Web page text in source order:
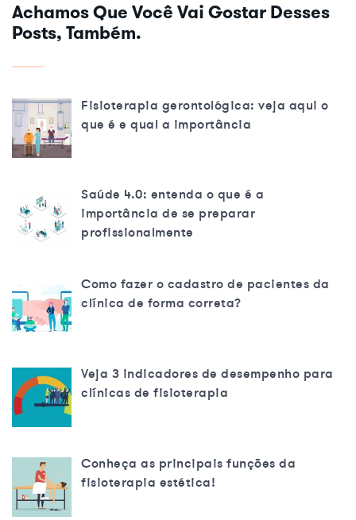
Achamos Que Você Vai Gostar Desses
Posts, Também.
Fisioterapia gerontológica: veja aqui o
que é e qual a importância
Saúde 4.0: entenda o que é a
importância de se preparar
profissionalmente
Como fazer o cadastro de pacientes da
clínica de forma correta?
Veja 3 indicadores de desempenho para
clínicas de fisioterapia
Conheça as principais funções da
fisioterapia estética!